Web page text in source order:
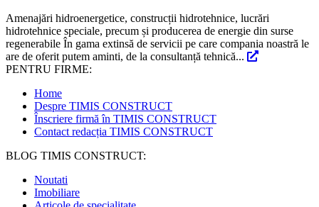
Amenajări hidroenergetice, construcții hidrotehnice, lucrări
hidrotehnice speciale, precum și producerea de energie din surse
regenerabile În gama extinsă de servicii pe care compania noastră le
are de oferit putem aminti, de la consultanță tehnică...
PENTRU FIRME:
Home
Despre TIMIS CONSTRUCT
Înscriere firmă în TIMIS CONSTRUCT
Contact redacția TIMIS CONSTRUCT
BLOG TIMIS CONSTRUCT:
Noutati
Imobiliare